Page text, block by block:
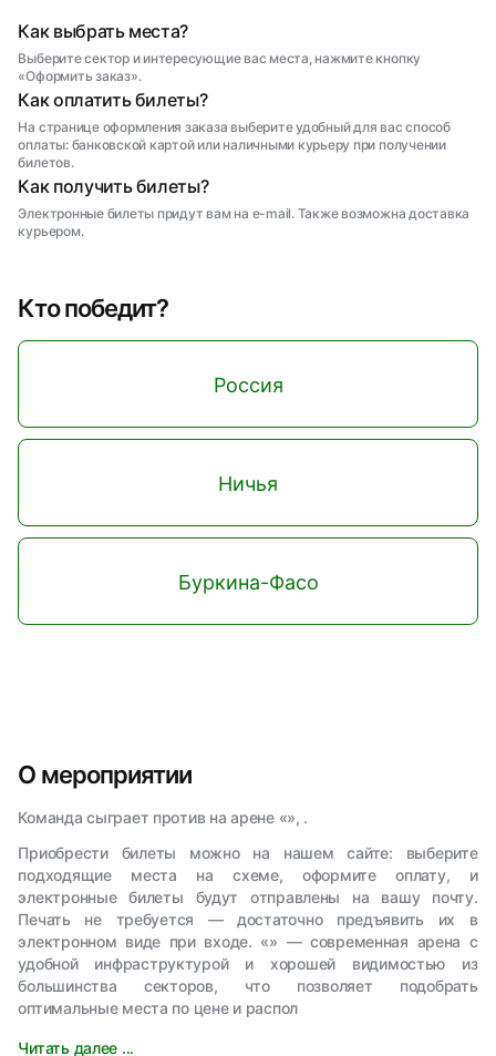
Как выбрать места?
Выберите сектор и интересующие вас места, нажмите кнопку
«Оформить заказ».
Как оплатить билеты?
На странице оформления заказа выберите удобный для вас способ
оплаты: банковской картой или наличными курьеру при получении
билетов.
Как получить билеты?
Электронные билеты придут вам на e-mail. Также возможна доставка
курьером.
Кто победит?
Россия
Ничья
Буркина-Фасо
О мероприятии
Команда сыграет против на арене «», .
Приобрести билеты можно на нашем сайте: выберите
подходящие места на схеме, оформите оплату, и
электронные билеты будут отправлены на вашу почту.
Печать не требуется — достаточно предъявить их в
электронном виде при входе. «» — современная арена с
удобной инфраструктурой и хорошей видимостью из
большинства секторов, что позволяет подобрать
оптимальные места по цене и распол
Читать далее ...